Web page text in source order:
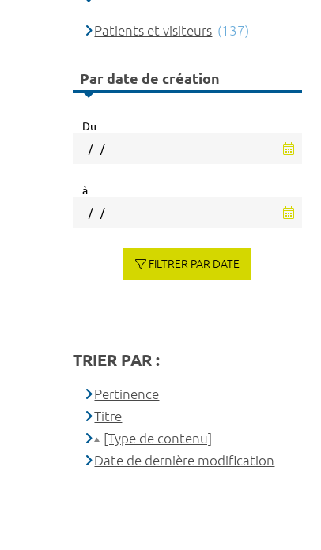
Patients et visiteurs (137)
Par date de création
Du
à
FILTRER PAR DATE
TRIER PAR :
Pertinence
Titre
[Type de contenu]
Date de dernière modification